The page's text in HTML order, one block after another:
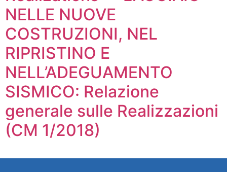
NELLE NUOVE
COSTRUZIONI, NEL
RIPRISTINO E
NELL’ADEGUAMENTO
SISMICO: Relazione
generale sulle Realizzazioni
(CM 1/2018)